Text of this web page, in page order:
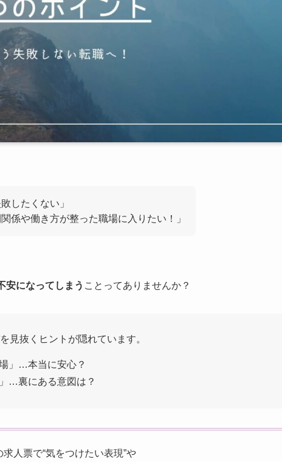
したくない」
係や働き方が整った職場に入りたい！」
安になってしまう ことってありませんか？
見抜くヒントが隠れています。
」…本当に安心？
…裏にある意図は？
人票で“気をつけたい表現”や